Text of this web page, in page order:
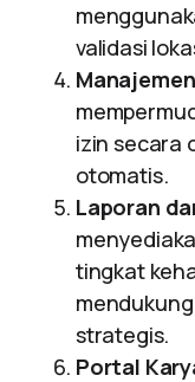
validasi
izin secara
otomatis.
Laporan
tingkat
strategis.
Portal